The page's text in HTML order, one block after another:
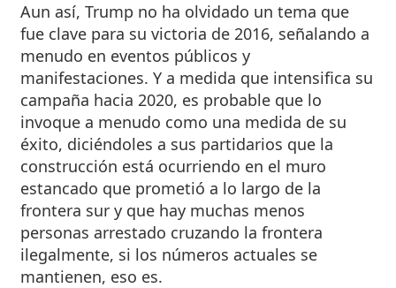
Aun así, Trump no ha olvidado un tema que
fue clave para su victoria de 2016, señalando a
menudo en eventos públicos y
manifestaciones. Y a medida que intensifica su
campaña hacia 2020, es probable que lo
invoque a menudo como una medida de su
éxito, diciéndoles a sus partidarios que la
construcción está ocurriendo en el muro
estancado que prometió a lo largo de la
frontera sur y que hay muchas menos
personas arrestado cruzando la frontera
ilegalmente, si los números actuales se
mantienen, eso es.